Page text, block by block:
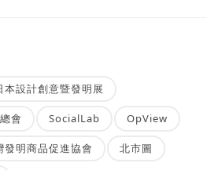
本設計創意暨發明展
會 SocialLab OpView
發明商品促進協會 北市圖